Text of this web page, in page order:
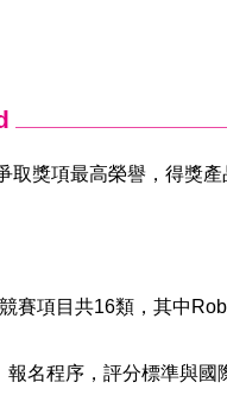
獎項最高榮譽，得獎
項目共16類，其中
名程序，評分標準與